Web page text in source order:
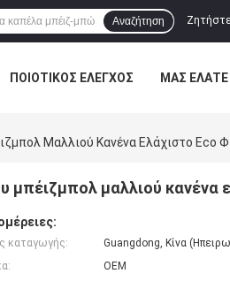
Αναζήτηση
ΠΟΙΟΤΙΚΌΣ ΈΛΕΓΧΟΣ ΜΑΣ
Μαλλιού Κανένα Ελάχιστο Eco
μπέιζμπολ μαλλιού κανένα
καταγωγής:
Guangdong, Κίνα
OEM